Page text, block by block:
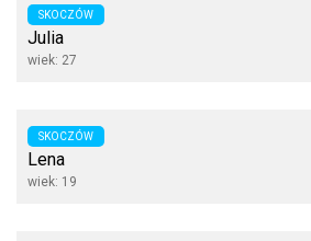
SKOCZÓW
Julia
wiek: 27
SKOCZÓW
Lena
wiek: 19